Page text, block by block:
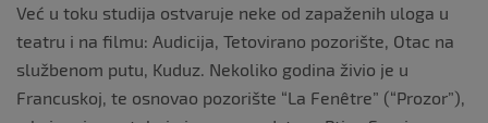
Već u toku studija ostvaruje neke od zapaženih uloga u
teatru i na filmu: Audicija, Tetovirano pozorište, Otac na
službenom putu, Kuduz. Nekoliko godina živio je u
Francuskoj, te osnovao pozorište “La Fenêtre” (“Prozor”),